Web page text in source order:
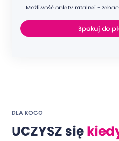
Możliwość opłaty ratalnej -
Spakuj do
DLA KOGO
UCZYSZ się